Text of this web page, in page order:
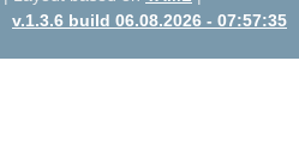
v.1.3.6 build 06.08.2026 - 07:57:35